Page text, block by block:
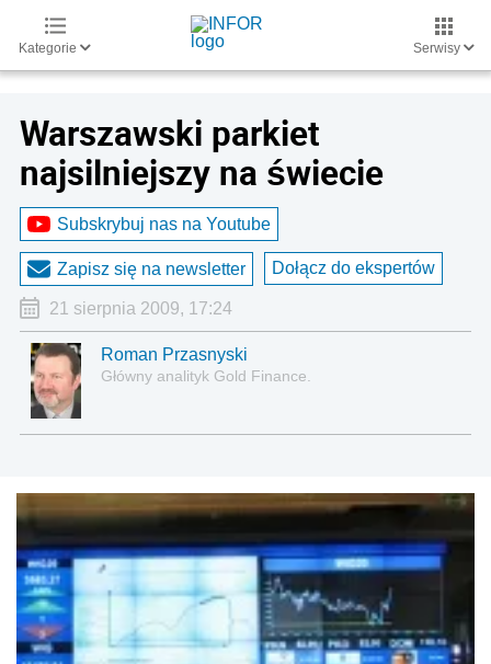
Kategorie Serwisy
Warszawski parkiet
najsilniejszy na świecie
Subskrybuj nas na Youtube
Zapisz się na newsletter Dołącz do ekspertów
21 sierpnia 2009, 17:24
Roman Przasnyski
Główny analityk Gold Finance.